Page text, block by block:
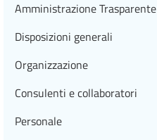
Amministrazione Trasparente
Disposizioni generali
Organizzazione
Consulenti e collaboratori
Personale